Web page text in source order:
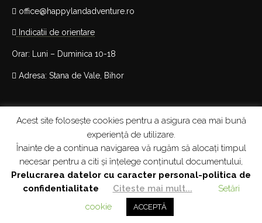
office@happylandadventure.ro
Indicatii de orientare
Orar: Luni – Duminica 10-18
Adresa: Stana de Vale, Bihor
Copyright 2023 © Happy Land Adventure
Acest site folosește cookies pentru a asigura cea mai bună
experiență de utilizare.
Înainte de a continua navigarea vă rugăm să alocați timpul
necesar pentru a citi și înțelege conținutul documentului,
Prelucrarea datelor cu caracter personal-politica de
confidentialitate
Citeste mai mult...
Setări
cookie
ACCEPTĂ